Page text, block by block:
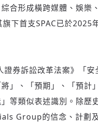
合形成橫跨媒體、娛樂
下首支SPAC已於2025
券訴訟改革法案》「
」、「預期」、「預計
等類似表述識別。除歷
Group的信念、計劃